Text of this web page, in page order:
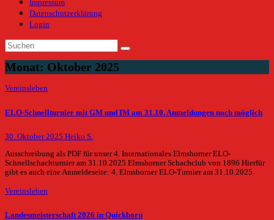
Impressum
Datenschutzerklärung
Login
Monat: Oktober 2025
Vereinsleben
ELO-Schnellturnier mit GM und IM am 31.10. Anmeldungen noch möglich
30. Oktober 2025 Heiko S.
Ausschreibung als PDF für unser 4. Internationales Elmshorner ELO-
Schnellschachturnier am 31.10.2025 Elmshorner Schachclub von 1896 Hierfür
gibt es auch eine Anmeldeseite: 4. Elmshorner ELO-Turnier am 31.10.2025
Vereinsleben
Landesmeisterschaft 2026 in Quickborn